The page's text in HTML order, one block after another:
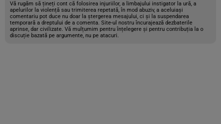
Vă rugăm să țineți cont că folosirea injuriilor, a limbajului instigator la ură, a
apelurilor la violență sau trimiterea repetată, în mod abuziv, a aceluiași
comentariu pot duce nu doar la ștergerea mesajului, ci și la suspendarea
temporară a dreptului de a comenta. Site-ul nostru încurajează dezbaterile
aprinse, dar civilizate. Vă mulțumim pentru înțelegere și pentru contribuția la o
discuție bazată pe argumente, nu pe atacuri.